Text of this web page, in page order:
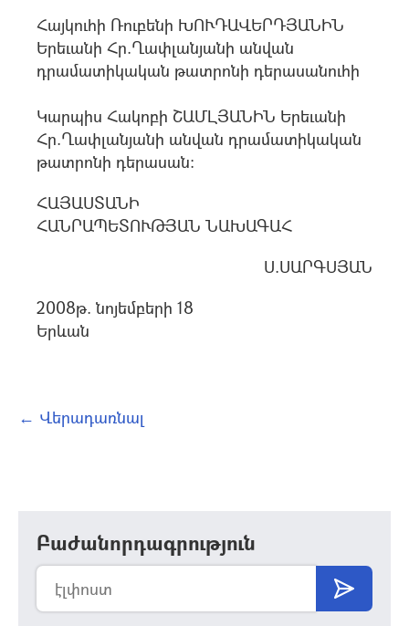
Հայկուհի Ռուբենի ԽՈՒԴԱՎԵՐԴՅԱՆԻՆ
Երեւանի Հր.Ղափլանյանի անվան
դրամատիկական թատրոնի դերասանուհի
Կարպիս Հակոբի ՇԱՄԼՅԱՆԻՆ Երեւանի
Հր.Ղափլանյանի անվան դրամատիկական
թատրոնի դերասան:
ՀԱՅԱՍՏԱՆԻ
ՀԱՆՐԱՊԵՏՈՒԹՅԱՆ ՆԱԽԱԳԱՀ
Ս.ՍԱՐԳՍՅԱՆ
2008թ. նոյեմբերի 18
Երևան
← Վերադառնալ
Բաժանորդագրություն